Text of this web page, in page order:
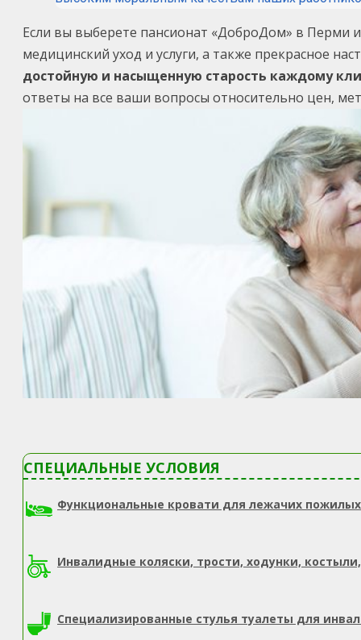
Если вы выберете пансионат «ДоброДом» в Перми
медицинский уход и услуги, а также прекрасное
достойную и насыщенную старость каждому
ответы на все ваши вопросы относительно цен,
СПЕЦИАЛЬНЫЕ УСЛОВИЯ
Функциональные кровати для лежачих
Инвалидные коляски, трости, ходунки,
Специализированные стулья туалеты для